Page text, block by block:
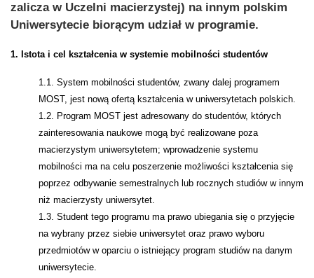
zalicza w Uczelni macierzystej) na innym polskim
Uniwersytecie biorącym udział w programie.
1. Istota i cel kształcenia w systemie mobilności studentów
1.1. System mobilności studentów, zwany dalej programem
MOST, jest nową ofertą kształcenia w uniwersytetach polskich.
1.2. Program MOST jest adresowany do studentów, których
zainteresowania naukowe mogą być realizowane poza
macierzystym uniwersytetem; wprowadzenie systemu
mobilności ma na celu poszerzenie możliwości kształcenia się
poprzez odbywanie semestralnych lub rocznych studiów w innym
niż macierzysty uniwersytet.
1.3. Student tego programu ma prawo ubiegania się o przyjęcie
na wybrany przez siebie uniwersytet oraz prawo wyboru
przedmiotów w oparciu o istniejący program studiów na danym
uniwersytecie.